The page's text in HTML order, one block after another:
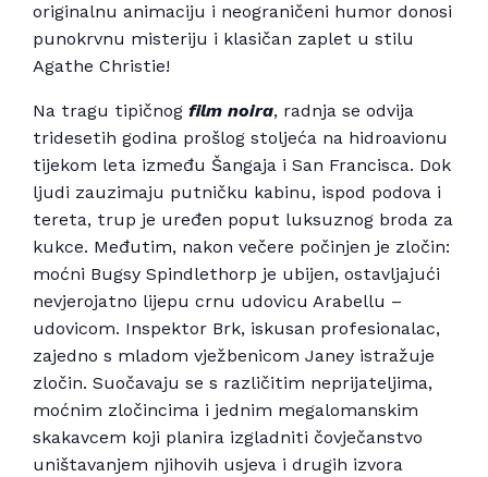
originalnu animaciju i neograničeni humor donosi
punokrvnu misteriju i klasičan zaplet u stilu
Agathe Christie!
Na tragu tipičnog film noira, radnja se odvija
tridesetih godina prošlog stoljeća na hidroavionu
tijekom leta između Šangaja i San Francisca. Dok
ljudi zauzimaju putničku kabinu, ispod podova i
tereta, trup je uređen poput luksuznog broda za
kukce. Međutim, nakon večere počinjen je zločin:
moćni Bugsy Spindlethorp je ubijen, ostavljajući
nevjerojatno lijepu crnu udovicu Arabellu –
udovicom. Inspektor Brk, iskusan profesionalac,
zajedno s mladom vježbenicom Janey istražuje
zločin. Suočavaju se s različitim neprijateljima,
moćnim zločincima i jednim megalomanskim
skakavcem koji planira izgladniti čovječanstvo
uništavanjem njihovih usjeva i drugih izvora